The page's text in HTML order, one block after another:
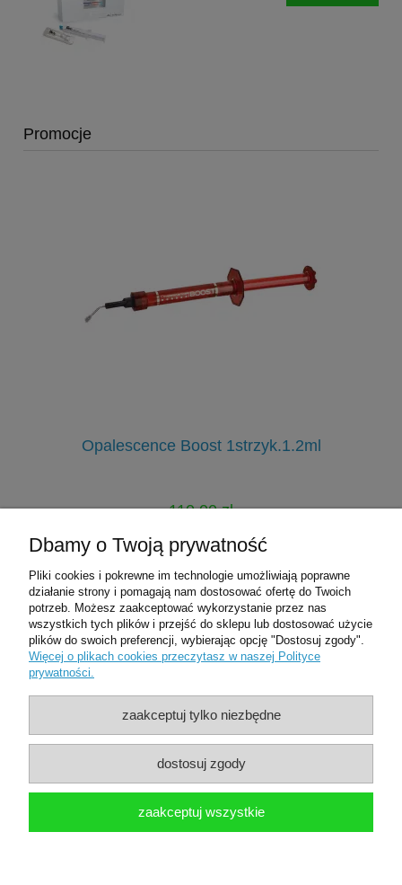
Promocje
Opalescence Boost 1strzyk.1.2ml
110,00 zł
Cena regularna:122,00 zł
do koszyka
Pomoc
Moje konto
Płatności i dostawa
O nas
Dbamy o Twoją prywatność
Pliki cookies i pokrewne im technologie umożliwiają poprawne
działanie strony i pomagają nam dostosować ofertę do Twoich
potrzeb. Możesz zaakceptować wykorzystanie przez nas
wszystkich tych plików i przejść do sklepu lub dostosować użycie
plików do swoich preferencji, wybierając opcję "Dostosuj zgody".
Więcej o plikach cookies przeczytasz w naszej Polityce
prywatności.
zaakceptuj tylko niezbędne
dostosuj zgody
zaakceptuj wszystkie